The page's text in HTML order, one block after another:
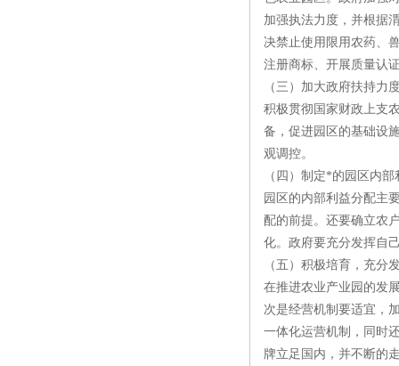
加强执法力度，并根据
决禁止使用限用农药、
注册商标、开展质量认
（三）加大政府扶持力
积极贯彻国家财政上支
备，促进园区的基础设
观调控。
（四）制定*的园区内
园区的内部利益分配主
配的前提。还要确立农
化。政府要充分发挥自
（五）积极培育，充分
在推进农业产业园的发
次是经营机制要适宜，
一体化运营机制，同时
牌立足国内，并不断的